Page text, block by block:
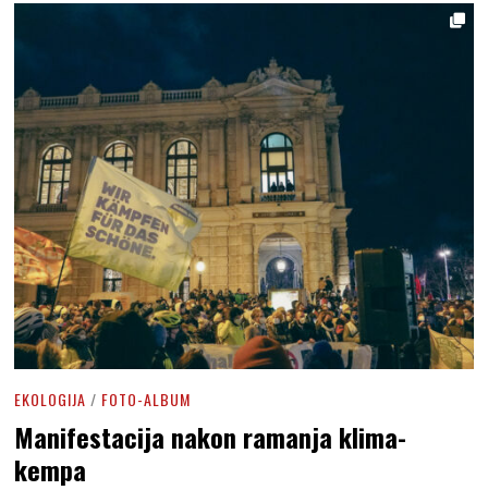
EKOLOGIJA / FOTO-ALBUM
Manifestacija nakon ramanja klima-
kempa